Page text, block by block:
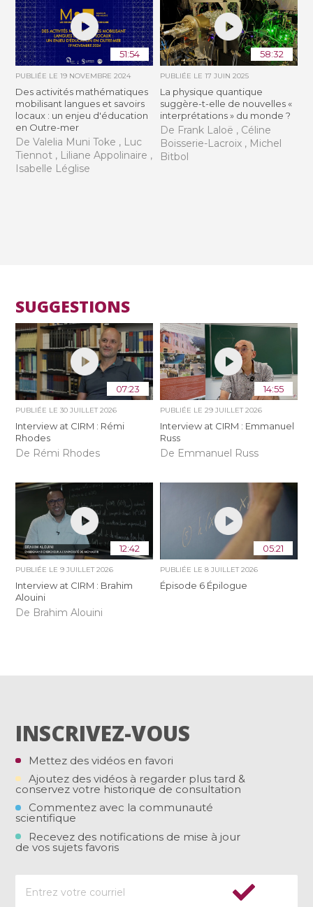
51:54
PUBLIÉE LE19 NOVEMBRE 2024
Des activités mathématiques
mobilisant langues et savoirs
locaux : un enjeu d'éducation
en Outre-mer
De Valelia Muni Toke , Luc
Tiennot , Liliane Appolinaire ,
Isabelle Léglise
58:32
PUBLIÉE LE 17 JUIN 2025
La physique quantique
suggère-t-elle de nouvelles «
interprétations » du monde ?
De Frank Laloë , Céline
Boisserie-Lacroix , Michel
Bitbol
SUGGESTIONS
07:23
PUBLIÉE LE30 JUILLET 2026
Interview at CIRM : Rémi
Rhodes
De Rémi Rhodes
14:55
PUBLIÉE LE 29 JUILLET 2026
Interview at CIRM : Emmanuel
Russ
De Emmanuel Russ
12:42
PUBLIÉE LE9 JUILLET 2026
Interview at CIRM : Brahim
Alouini
De Brahim Alouini
05:21
PUBLIÉE LE 8 JUILLET 2026
Épisode 6 Épilogue
INSCRIVEZ-VOUS
Mettez des vidéos en favori
Ajoutez des vidéos à regarder plus tard &
conservez votre historique de consultation
Commentez avec la communauté
scientifique
Recevez des notifications de mise à jour
de vos sujets favoris